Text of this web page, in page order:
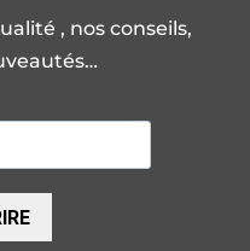
, nos conseils,